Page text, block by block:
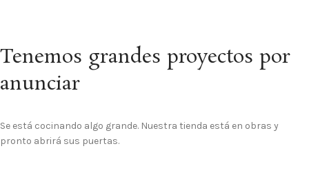
Tenemos grandes proyectos por
anunciar
Se está cocinando algo grande. Nuestra tienda está en obras y
pronto abrirá sus puertas.